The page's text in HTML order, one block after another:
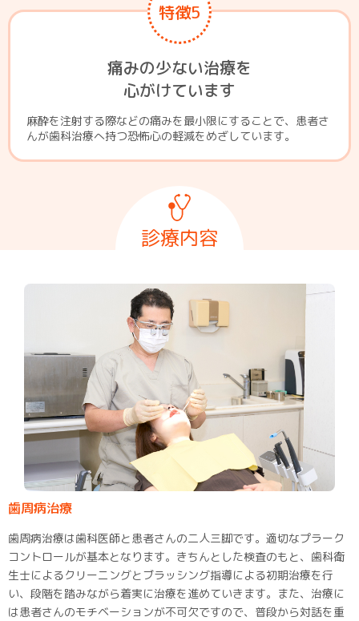
特徴5
痛みの少ない治療を
心がけています
麻酔を注射する際などの痛みを最小限にすることで、患者さ
んが歯科治療へ持つ恐怖心の軽減をめざしています。
診療内容
歯周病治療
歯周病治療は歯科医師と患者さんの二人三脚です。適切なプラーク
コントロールが基本となります。きちんとした検査のもと、歯科衛
生士によるクリーニングとブラッシング指導による初期治療を行
い、段階を踏みながら着実に治療を進めていきます。また、治療に
は患者さんのモチベーションが不可欠ですので、普段から対話を重